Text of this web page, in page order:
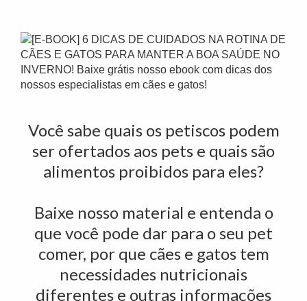
Você sabe quais os petiscos podem
ser ofertados aos pets e quais são
alimentos proibidos para eles?
Baixe nosso material e entenda o
que você pode dar para o seu pet
comer, por que cães e gatos tem
necessidades nutricionais
diferentes e outras informações